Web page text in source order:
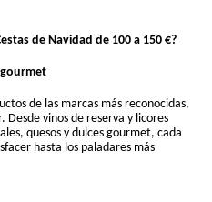
de Navidad de 100 a 150 €?
de las marcas más reconocidas,
Desde vinos de reserva y licores
quesos y dulces gourmet, cada
hasta los paladares más